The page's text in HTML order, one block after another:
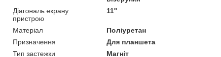
Діагональ екрану
пристрою
11"
Матеріал
Поліуретан
Призначення
Для планшета
Тип застежки
Магніт